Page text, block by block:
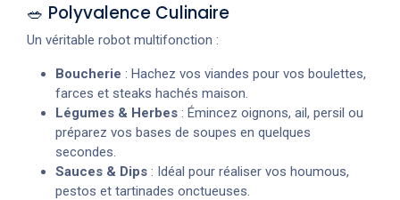
🥗 Polyvalence Culinaire
Un véritable robot multifonction :
Boucherie : Hachez vos viandes pour vos boulettes,
farces et steaks hachés maison.
Légumes & Herbes : Émincez oignons, ail, persil ou
préparez vos bases de soupes en quelques
secondes.
Sauces & Dips : Idéal pour réaliser vos houmous,
pestos et tartinades onctueuses.